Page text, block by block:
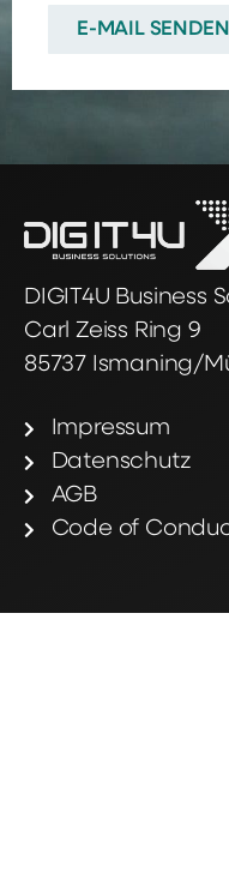
E-MAIL SENDEN
DIGIT4U Business
Carl Zeiss Ring 9
85737 Ismaning/
Impressum
Datenschutz
AGB
Code of